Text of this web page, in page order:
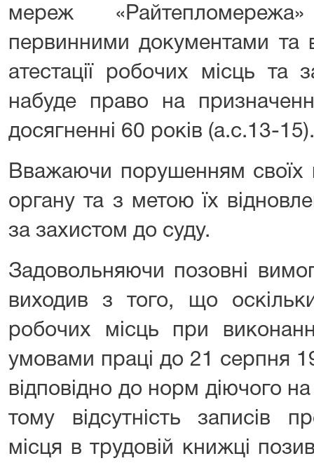
мереж
первинними документами та
атестації робочих місць та
набуде право на
досягненні 60 років (а.с.13-15).
Вважаючи порушенням своїх
органу та з метою їх
за захистом до суду.
Задовольняючи позовні
виходив з того, що
робочих місць при
умовами праці до 21 серпня
відповідно до норм діючого
тому відсутність записів
місця в трудовій книжці